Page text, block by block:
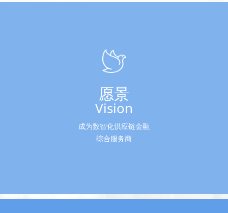
成为数智化供应链金融
综合服务商
愿景
Vision